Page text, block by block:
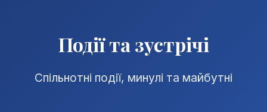
Події та зустрічі
Спільнотні події, минулі та майбутні